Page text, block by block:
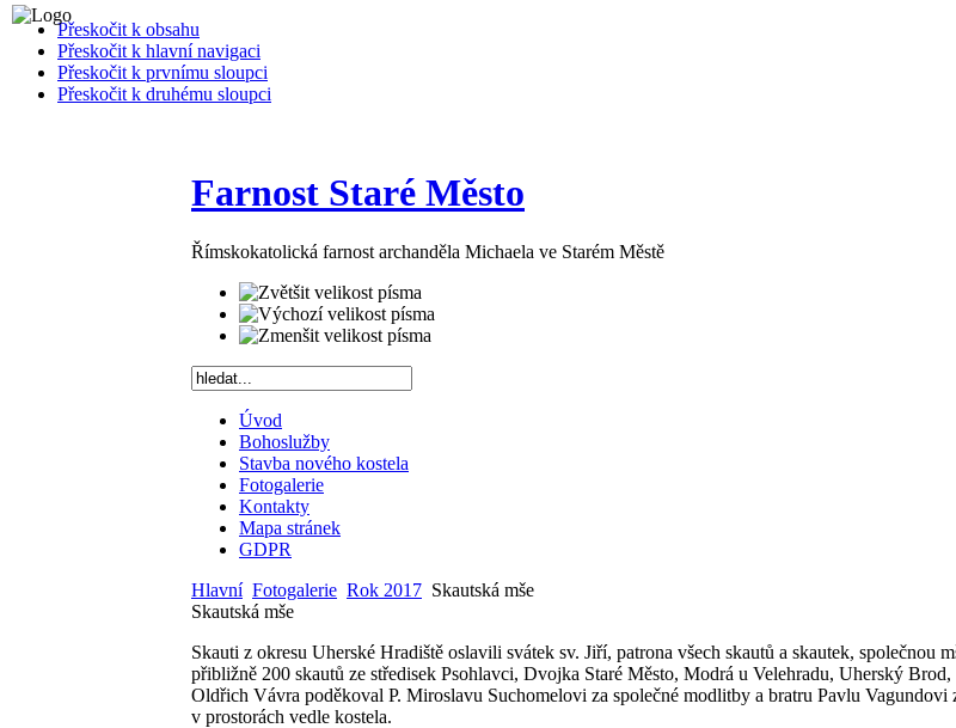
Přeskočit k obsahu
Přeskočit k hlavní navigaci
Přeskočit k prvnímu sloupci
Přeskočit k druhému sloupci
Farnost Staré Město
Římskokatolická farnost archanděla Michaela ve Starém Městě
Úvod
Bohoslužby
Stavba nového kostela
Fotogalerie
Kontakty
Mapa stránek
GDPR
Hlavní Fotogalerie Rok 2017 Skautská mše
Skautská mše
Skauti z okresu Uherské Hradiště oslavili svátek sv. Jiří, patrona všech skautů a skautek, společnou
přibližně 200 skautů ze středisek Psohlavci, Dvojka Staré Město, Modrá u Velehradu, Uherský
Oldřich Vávra poděkoval P. Miroslavu Suchomelovi za společné modlitby a bratru Pavlu Vagundovi
v prostorách vedle kostela.